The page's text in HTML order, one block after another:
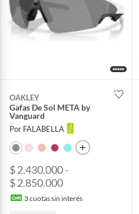
OAKLEY
Gafas De Sol META by
Vanguard
Por FALABELLA
$ 2.430.000 -
$ 2.850.000
3cuotas sin interés